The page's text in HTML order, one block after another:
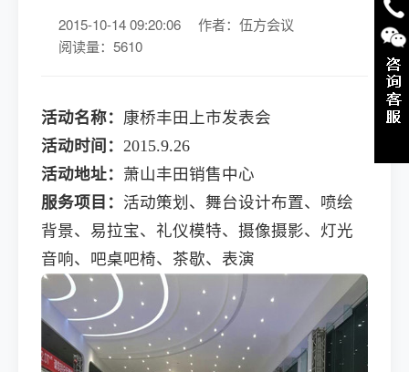
2015-10-14 09:20:06
作者：伍方会议
阅读量：5610
活动名称： 康桥丰田上市发表会
活动时间： 2015.9.26
活动地址： 萧山丰田销售中心
服务项目： 活动策划、舞台设计布置、喷绘
背景、易拉宝、礼仪模特、摄像摄影、灯光
音响、吧桌吧椅、茶歇、表演